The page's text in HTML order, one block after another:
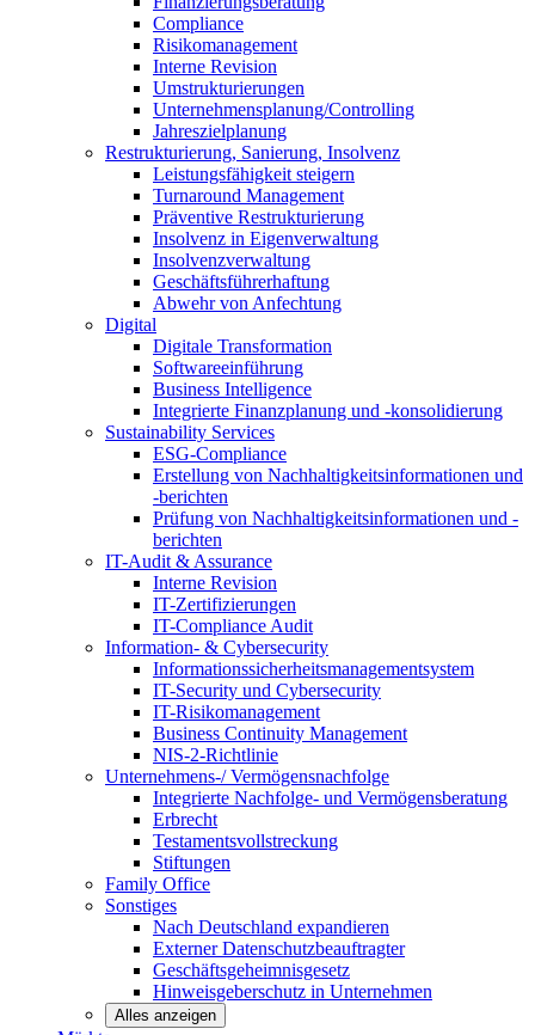
Compliance
Risikomanagement
Interne Revision
Umstrukturierungen
Unternehmensplanung/Controlling
Jahreszielplanung
Restrukturierung, Sanierung, Insolvenz
Leistungsfähigkeit steigern
Turnaround Management
Präventive Restrukturierung
Insolvenz in Eigenverwaltung
Insolvenzverwaltung
Geschäftsführerhaftung
Abwehr von Anfechtung
Digital
Digitale Transformation
Softwareeinführung
Business Intelligence
Integrierte Finanzplanung und -konsolidierung
Sustainability Services
ESG-Compliance
Erstellung von Nachhaltigkeitsinformationen und
-berichten
Prüfung von Nachhaltigkeitsinformationen und -
berichten
IT-Audit & Assurance
Interne Revision
IT-Zertifizierungen
IT-Compliance Audit
Information- & Cybersecurity
Informationssicherheitsmanagementsystem
IT-Security und Cybersecurity
IT-Risikomanagement
Business Continuity Management
NIS-2-Richtlinie
Unternehmens-/Vermögensnachfolge
Integrierte Nachfolge- und Vermögensberatung
Erbrecht
Testamentsvollstreckung
Stiftungen
Family Office
Sonstiges
Nach Deutschland expandieren
Externer Datenschutzbeauftragter
Geschäftsgeheimnisgesetz
Hinweisgeberschutz in Unternehmen
Alles anzeigen